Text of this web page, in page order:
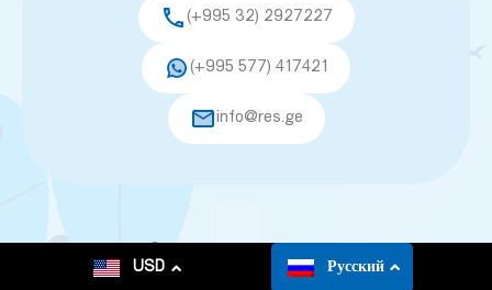
(+995 32) 2927227
(+995 577) 417421
info@res.ge
© 2026. All rights reserved.
USD
Русский